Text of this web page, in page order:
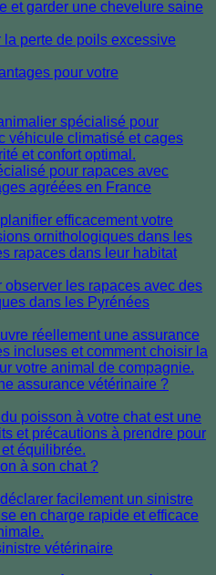
la perte de poils excessive
pour votre
pour rapaces avec
agréées en France
observer les rapaces avec des
dans les Pyrénées
assurance vétérinaire ?
à son chat ?
vétérinaire